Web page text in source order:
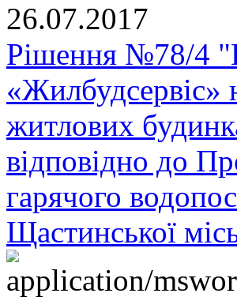
26.07.2017
Рішення №78/4
житлових
відповідно до
гарячого
Щастинської